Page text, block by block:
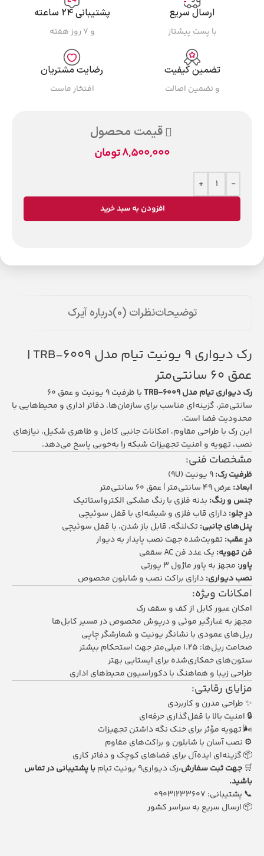
ارسال سریع
با پست پیشتاز
پشتیبانی ۲۴ ساعته
و ۷ روز هفته
تضمین کیفیت
و تضمین اصالت
رضایت مشتریان
افتخار ماست
قیمت محصول
8,500,000تومان
-
+
افزودن به سبد خرید
توضیحاتنظرات (0) درباره آیرک
رک دیواری 9 یونیت تیام مدل TRB-6009 |
عمق ۶۰ سانتی‌متر
رک دیواری تیام مدل TRB-6009
با ظرفیت 9 یونیت و عمق ۶۰
سانتی‌متر، گزینه‌ای مناسب برای سازمان‌ها، دفاتر اداری و محیط‌هایی با
محدودیت فضا است.
این رک با طراحی مقاوم، امکانات جانبی کامل و ظاهری شکیل، نیازهای
نصب، تهویه و امنیت تجهیزات شبکه را به‌خوبی پاسخ می‌دهد.
مشخصات فنی:
ظرفیت رک:
ابعاد:عرض 49 سانتی‌متر | عمق ۶۰ سانتی‌متر
جنس و رنگ: بدنه فلزی با رنگ مشکی الکترواستاتیک
درِ جلو:دارای قاب فلزی و شیشه‌ای با قفل سوئیچی
پنل‌های جانبی:تک‌لنگه، قابل باز شدن، با قفل سوئیچی
درِ عقب:تقویت‌شده جهت نصب پایدار به دیوار
فن تهویه: یک عدد فن AC سقفی
پاور: مجهز به پاور ماژول ۳ پورتی
نصب دیواری:دارای براکت نصب و شابلون مخصوص
امکانات ویژه:
امکان عبور کابل از کف و سقف رک
مجهز به غبارگیر موئی و درپوش مخصوص در مسیر کابل‌ها
ریل‌های عمودی با نشانگر یونیت و شمارشگر چاپی
ضخامت ریل‌ها: ۱.۲۵ میلی‌متر جهت استحکام بیشتر
ستون‌های خمکاری‌شده برای ایستایی بهتر
طراحی زیبا و هماهنگ با دکوراسیون محیط‌های اداری
مزایای رقابتی:
✨ طراحی مدرن و کاربردی
🔒 امنیت بالا با قفل‌گذاری حرفه‌ای
🌬 تهویه مؤثر برای خنک نگه داشتن تجهیزات
⚙️ نصب آسان با شابلون و براکت‌های مقاوم
📦 گزینه‌ای ایده‌آل برای فضاهای کوچک و دفاتر کاری
🛒جهت ثبت سفارش،رک دیواری9 یونیت تیام
با پشتیبانی در تماس
باشید.
📞 پشتیبانی:
📦 ارسال سریع به سراسر کشور